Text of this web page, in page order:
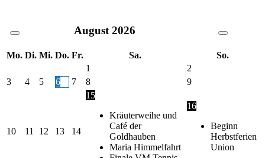
August 2026
Mo. Di. Mi. Do. Fr. Sa.
So.
1
2
3
4 5 6 7 8 9
10 11 12 13 14
15
Kräuterweihe und
Café der
Goldhauben
Maria Himmelfahrt
16
Beginn
Herbstferien
Union